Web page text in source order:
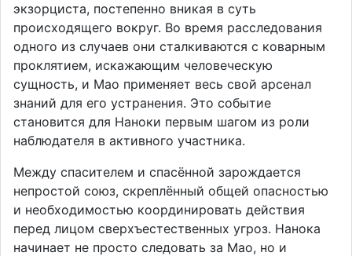
экзорциста, постепенно вникая в суть
происходящего вокруг. Во время расследования
одного из случаев они сталкиваются с коварным
проклятием, искажающим человеческую
сущность, и Мао применяет весь свой арсенал
знаний для его устранения. Это событие
становится для Наноки первым шагом из роли
наблюдателя в активного участника.
Между спасителем и спасённой зарождается
непростой союз, скреплённый общей опасностью
и необходимостью координировать действия
перед лицом сверхъестественных угроз. Нанока
начинает не просто следовать за Мао, но и